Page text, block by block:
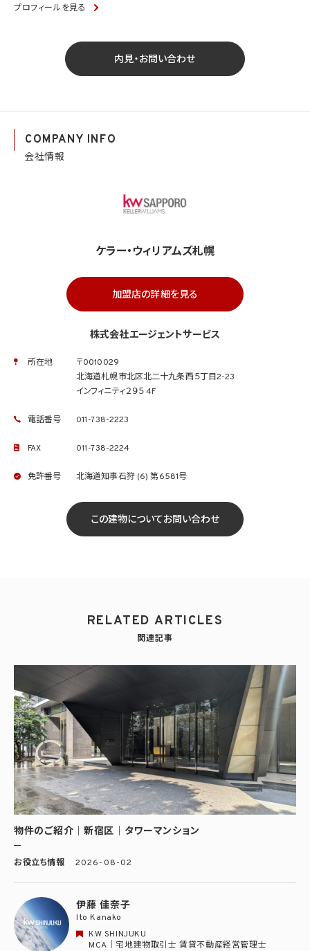
プロフィールを見る
内見・お問い合わせ
COMPANY INFO
会社情報
ケラー・ウィリアムズ札幌
加盟店の詳細を見る
株式会社エージェントサービス
所在地
〒0010029
北海道札幌市北区北二十九条西５丁目2-23
インフィニティ２９５ 4F
電話番号 011-738-2223
FAX 011-738-2224
免許番号 北海道知事石狩 (6) 第6581号
この建物についてお問い合わせ
RELATED ARTICLES
関連記事
物件のご紹介｜新宿区｜タワーマンション
お役立ち情報 2026-08-02
伊藤 佳奈子
Ito Kanako
KW SHINJUKU
MCA｜宅地建物取引士 賃貸不動産経営管理士